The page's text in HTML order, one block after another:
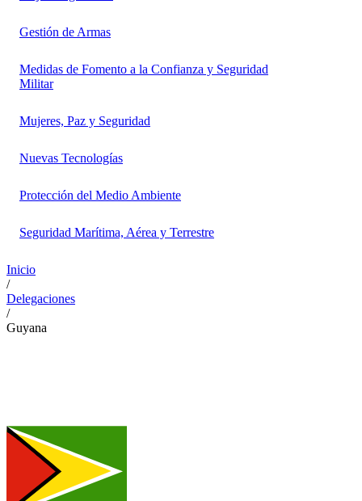
Gestión de Armas
Medidas de Fomento a la Confianza y Seguridad
Militar
Mujeres, Paz y Seguridad
Nuevas Tecnologías
Protección del Medio Ambiente
Seguridad Marítima, Aérea y Terrestre
Inicio
/
Delegaciones
/
Guyana